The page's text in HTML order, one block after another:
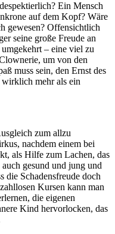
Ein Mensch
auf dem Kopf? Wäre
gewesen? Offensichtlich
seine große Freude an
– eine viel zu
um von den
muss sein, den Ernst des
mehr als ein
zum allzu
nachdem einem bei
als Hilfe zum Lachen, das
gesund und jung und
die Schadensfreude doch
Kursen kann man
die eigenen
Kind hervorlocken, das